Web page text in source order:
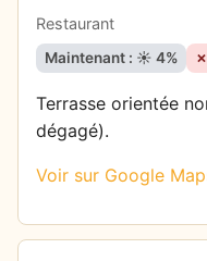
Restaurant
Maintenant : ☀️ 4%
Terrasse orientée
dégagé).
Voir sur Google